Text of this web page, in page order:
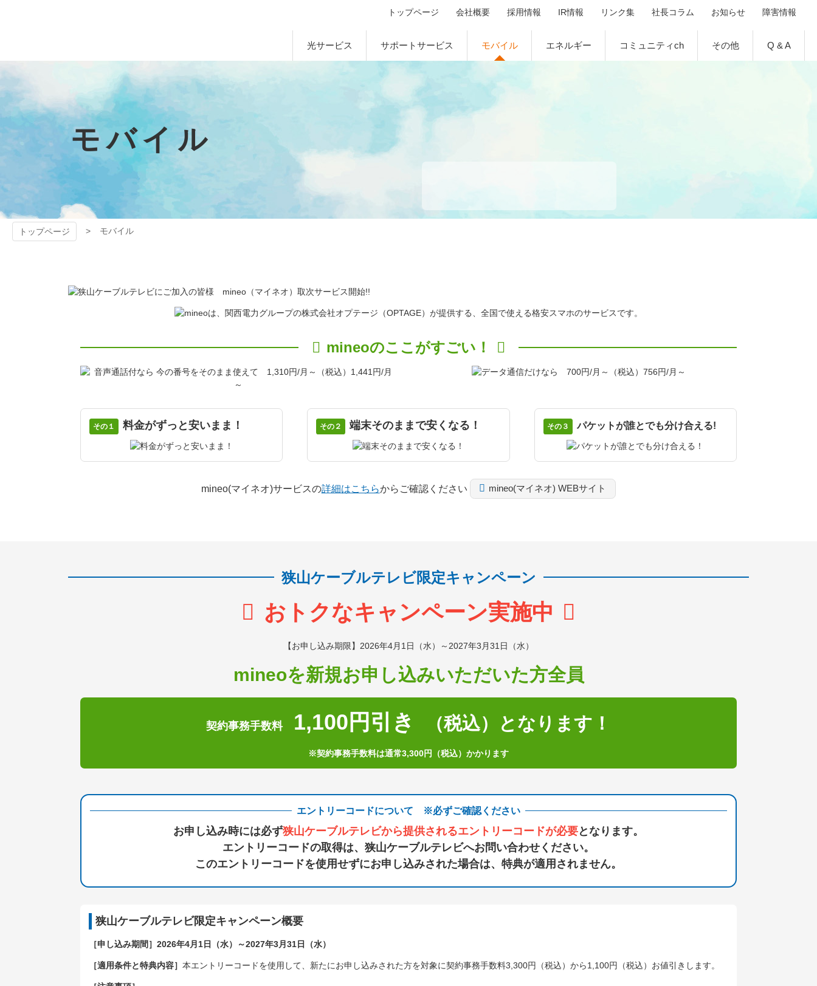
本
キ
ッ
テレビ
トップページ 会社概要 採用情報 IR情報 リンク集 社長コラム お知らせ 障害情報
光サービス サポートサービス モバイル現在のページ
エネルギー コミュニティch その他 Q & A
モバイル
トップページ モバイル
mineoのここがすごい！
その１ 料金がずっと安いまま！ その２ 端末そのままで安くなる！ その３ パケットが誰とでも分け合える!
mineo(マイネオ)サービスの詳細はこちらからご確認ください mineo(マイネオ) WEBサイト
狭山ケーブルテレビ限定キャンペーン
おトクなキャンペーン実施中
【お申し込み期限】 2026年4月1日（水） ～2027年3月31日（水）
mineoを新規お申し込みいただいた方全員
契約事務手数料 1,100円引き （税込）となります！
※契約事務手数料は通常3,300円（税込）かかります
エントリーコードについて ※必ずご確認ください
お申し込み時には必ず狭山ケーブルテレビから提供されるエントリーコードが必要となります。
エントリーコードの取得は、狭山ケーブルテレビへお問い合わせください。
このエントリーコードを使用せずにお申し込みされた場合は、特典が適用されません。
狭山ケーブルテレビ限定キャンペーン概要
［申し込み期間］ 2026年4月1日（水） ～2027年3月31日（水）
［適用条件と特典内容］ 本エントリーコードを使用して、新たにお申し込みされた方を対象に契約事務手数料3,300円（税込）から1,100円（税込）お値引きします。